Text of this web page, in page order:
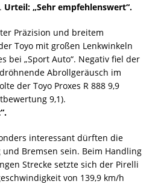
Urteil: „Sehr empfehlenswert“.
Präzision und breitem
Toyo mit großen Lenkwinkeln
bei „Sport Auto“. Negativ fiel der
Abrollgeräusch im
der Toyo Proxes R 888 9,9
9,1).
interessant dürften die
Bremsen sein. Beim Handling
Strecke setzte sich der Pirelli
von 139,9 km/h